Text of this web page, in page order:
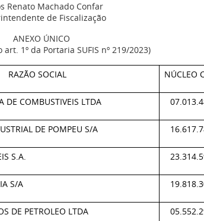
Renato Machado Confar
de Fiscalização
ANEXO ÚNICO
1º da Portaria SUFIS nº 219/2023)
RAZÃO SOCIAL NÚCLEO
DE COMBUSTIVEIS LTDA
DE POMPEU S/A
S.A.
S/A
DE PETROLEO LTDA